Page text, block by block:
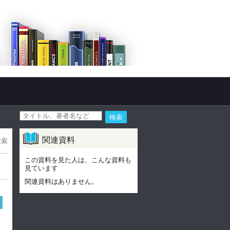
関連資料
この資料を見た人は、こんな資料も
見ています
関連資料はありません。